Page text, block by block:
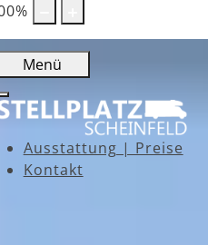
%
Menü
Ausstattung | Preise
Kontakt